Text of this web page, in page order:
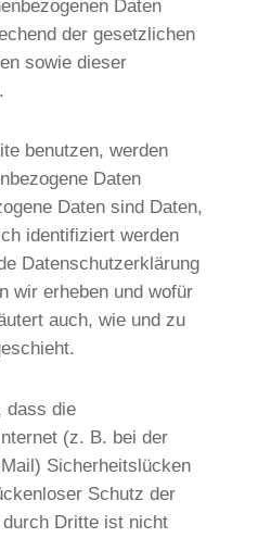
Daten
der gesetzlichen
sowie dieser
benutzen, werden
Daten
Daten sind Daten,
identifiziert werden
Datenschutzerklärung
wir erheben und wofür
auch, wie und zu
dass die
(z. B. bei der
Sicherheitslücken
Schutz der
Dritte ist nicht